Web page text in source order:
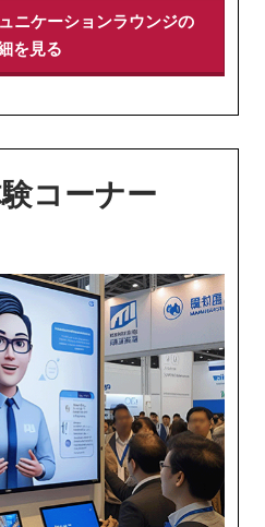
ニケーションラウンジの
を見る
コーナー